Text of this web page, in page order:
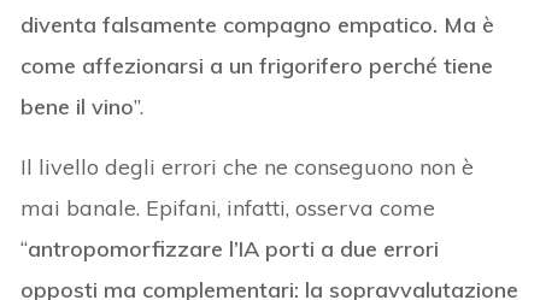
diventa falsamente compagno empatico. Ma è
come affezionarsi a un frigorifero perché tiene
bene il vino”.
Il livello degli errori che ne conseguono non è
mai banale. Epifani, infatti, osserva come
“antropomorfizzare l’IA porti a due errori
opposti ma complementari: la sopravvalutazione